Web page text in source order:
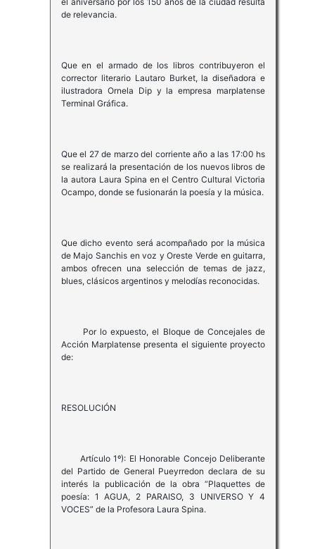
de relevancia.
Que en el armado de los libros contribuyeron el
corrector literario Lautaro Burket, la diseñadora e
ilustradora Ornela Dip y la empresa marplatense
Terminal Gráfica.
Que el 27 de marzo del corriente año a las 17:00 hs
se realizará la presentación de los nuevos libros de
la autora Laura Spina en el Centro Cultural Victoria
Ocampo, donde se fusionarán la poesía y la música.
Que dicho evento será acompañado por la música
de Majo Sanchis en voz y Oreste Verde en guitarra,
ambos ofrecen una selección de temas de jazz,
blues, clásicos argentinos y melodías reconocidas.
Por lo expuesto, el Bloque de Concejales de
Acción Marplatense presenta el siguiente proyecto
de:
RESOLUCIÓN
Artículo 1º): El Honorable Concejo Deliberante
del Partido de General Pueyrredon declara de su
interés la publicación de la obra “Plaquettes de
poesía: 1 AGUA, 2 PARAISO, 3 UNIVERSO Y 4
VOCES” de la Profesora Laura Spina.